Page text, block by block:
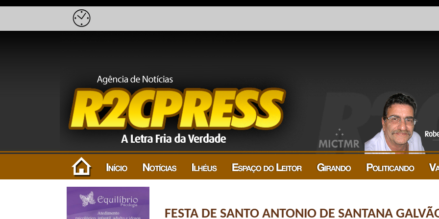
FESTA DE SANTO ANTONIO DE SANTANA